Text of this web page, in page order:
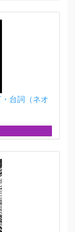
台詞（ネオ